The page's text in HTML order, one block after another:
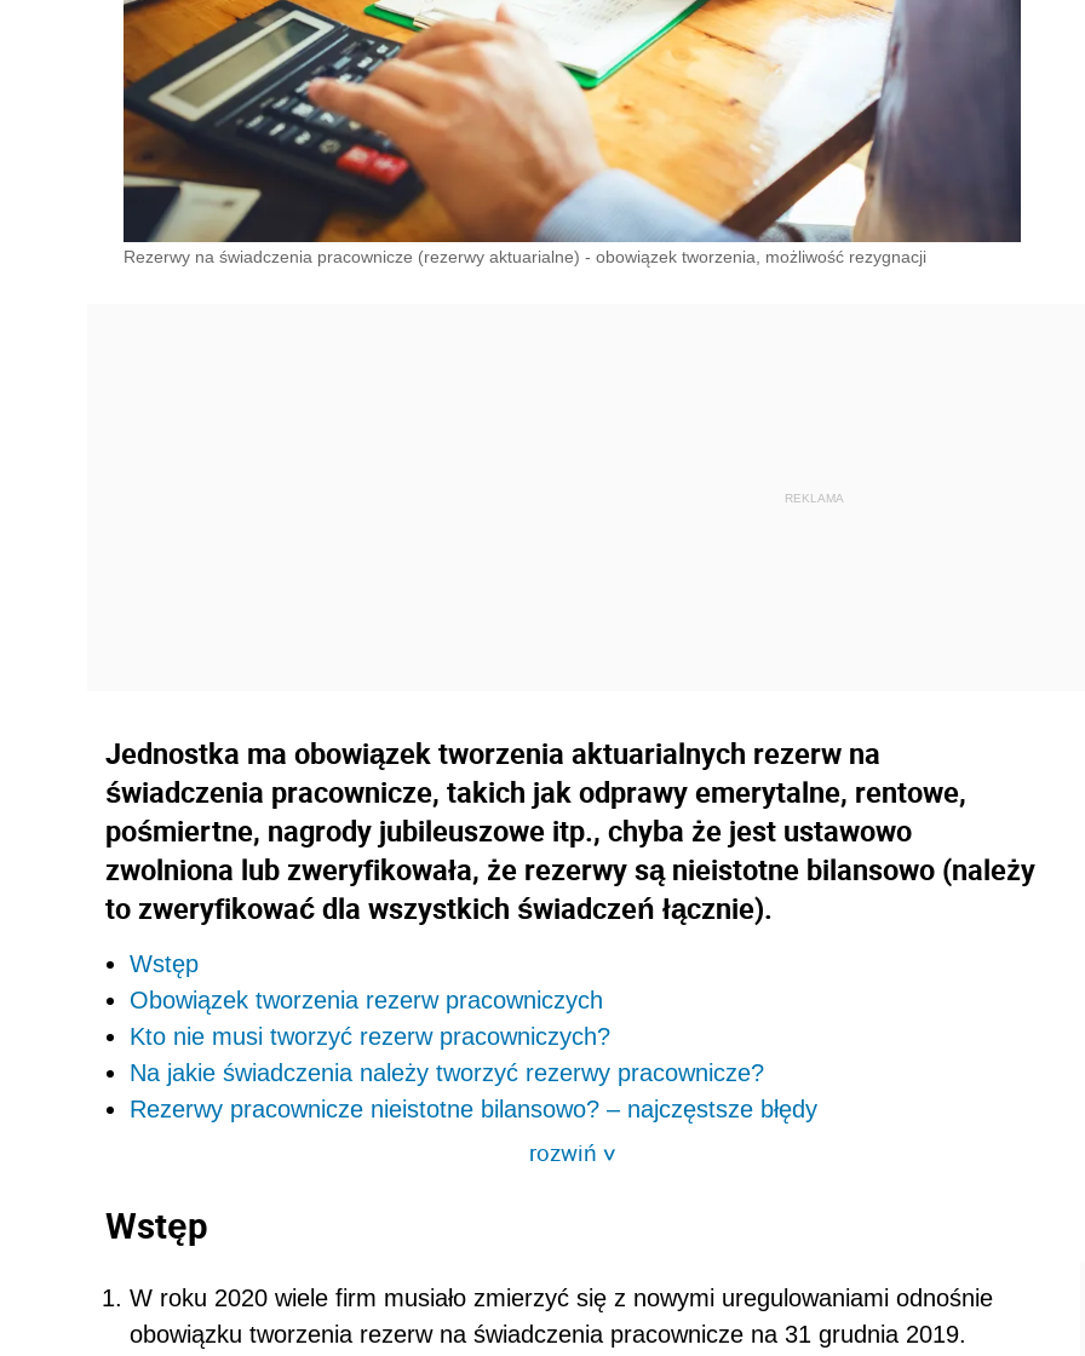
Rezerwy na świadczenia pracownicze (rezerwy aktuarialne) - obowiązek tworzenia, możliwość rezygnacji
Jednostka ma obowiązek tworzenia aktuarialnych rezerw na
świadczenia pracownicze, takich jak odprawy emerytalne, rentowe,
pośmiertne, nagrody jubileuszowe itp., chyba że jest ustawowo
zwolniona lub zweryfikowała, że rezerwy są nieistotne bilansowo (należy
to zweryfikować dla wszystkich świadczeń łącznie).
Wstęp
Obowiązek tworzenia rezerw pracowniczych
Kto nie musi tworzyć rezerw pracowniczych?
Na jakie świadczenia należy tworzyć rezerwy pracownicze?
Rezerwy pracownicze nieistotne bilansowo? – najczęstsze błędy
rozwiń>
Wstęp
W roku 2020 wiele firm musiało zmierzyć się z nowymi uregulowaniami odnośnie
obowiązku tworzenia rezerw na świadczenia pracownicze na 31 grudnia 2019.